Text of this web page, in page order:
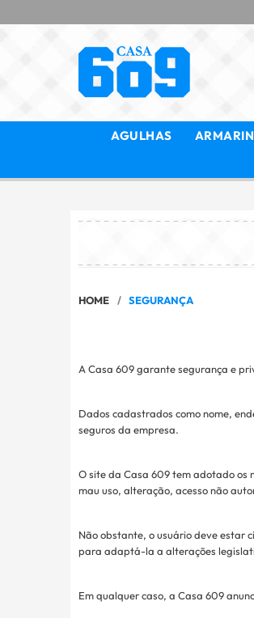
AGULHAS
HOME SEGURANÇA
A Casa 609 garante segurança e
Dados cadastrados como nome,
seguros da empresa.
O site da Casa 609 tem adotado os
mau uso, alteração, acesso não
Não obstante, o usuário deve estar
para adaptá-la a alterações
Em qualquer caso, a Casa 609